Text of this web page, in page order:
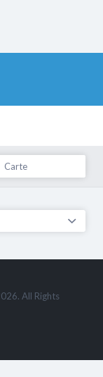
Carte
All Rights